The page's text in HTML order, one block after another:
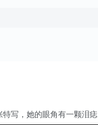
写，她的眼角有一颗泪痣